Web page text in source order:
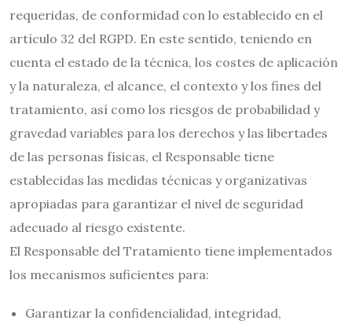
requeridas, de conformidad con lo establecido en el
artículo 32 del RGPD. En este sentido, teniendo en
cuenta el estado de la técnica, los costes de aplicación
y la naturaleza, el alcance, el contexto y los fines del
tratamiento, así como los riesgos de probabilidad y
gravedad variables para los derechos y las libertades
de las personas físicas, el Responsable tiene
establecidas las medidas técnicas y organizativas
apropiadas para garantizar el nivel de seguridad
adecuado al riesgo existente.
El Responsable del Tratamiento tiene implementados
los mecanismos suficientes para:
Garantizar la confidencialidad, integridad,